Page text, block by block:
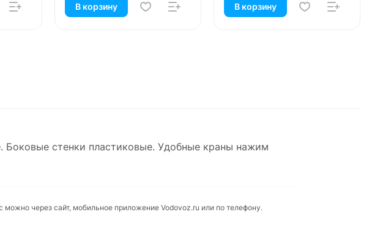
В корзину В корзину
Боковые стенки пластиковые. Удобные краны нажим
можно через сайт, мобильное приложение Vodovoz.ru или по телефону.